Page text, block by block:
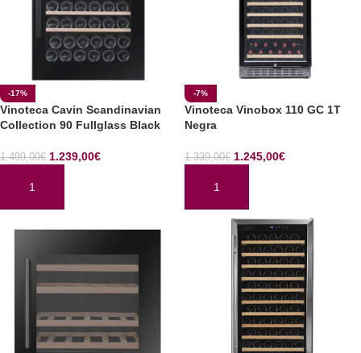
-17%
Vinoteca Cavin Scandinavian
Collection 90 Fullglass Black
1.499,00€ 1.239,00€
AÑADIR AL CARRITO
-7%
Vinoteca Vinobox 110 GC 1T
Negra
1.339,00€ 1.245,00€
AÑADIR AL CARRITO